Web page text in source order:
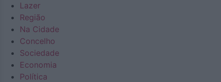
Lazer
Região
Na Cidade
Concelho
Sociedade
Economia
Política